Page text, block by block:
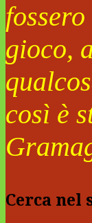
gioco,
così è
Cerca nel